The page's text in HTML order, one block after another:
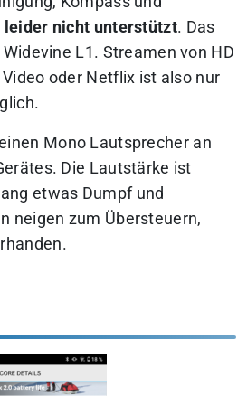
leider nicht unterstützt. Das
L1. Streamen von HD
oder Netflix ist also nur
Mono Lautsprecher an
Die Lautstärke ist
etwas Dumpf und
neigen zum Übersteuern,